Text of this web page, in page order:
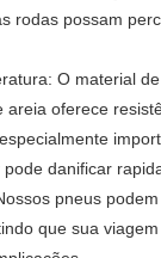
rodas possam
O material
areia oferece
danificar
pneus
que sua